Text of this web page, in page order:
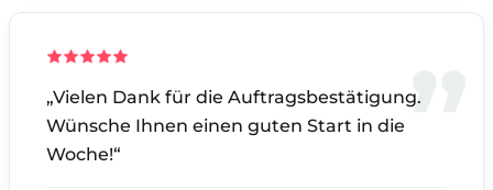
„Vielen Dank für die Auftragsbestätigung.
Wünsche Ihnen einen guten Start in die
Woche!“